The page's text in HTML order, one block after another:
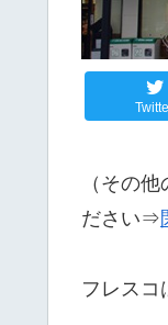
（その
ださい⇒
フレスコ